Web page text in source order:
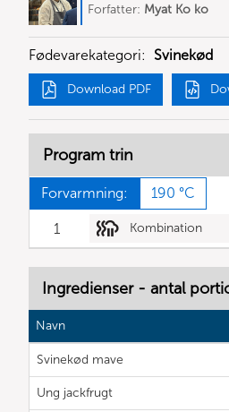
Forfatter: Myat Ko ko
Fødevarekategori: Svinekød
Download PDF
Program trin
Forvarmning: 190 °C
1 Kombination
Ingredienser - antal
Navn
Svinekød mave
Ung jackfrugt